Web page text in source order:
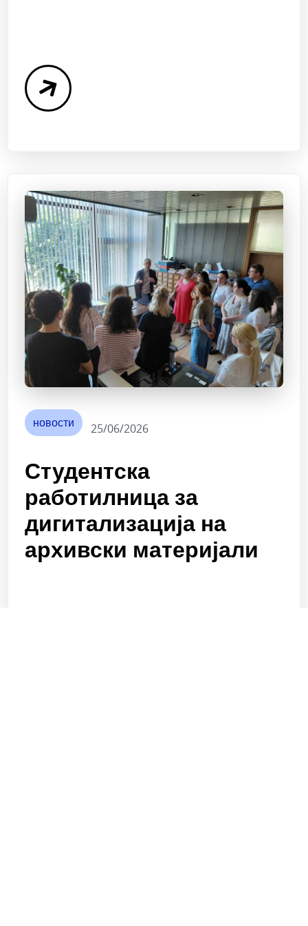
новости 25/06/2026
Студентска
работилница за
дигитализација на
архивски материјали